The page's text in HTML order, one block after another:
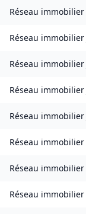
Réseau immobilier
Réseau immobilier
Réseau immobilier
Réseau immobilier
Réseau immobilier
Réseau immobilier
Réseau immobilier
Réseau immobilier